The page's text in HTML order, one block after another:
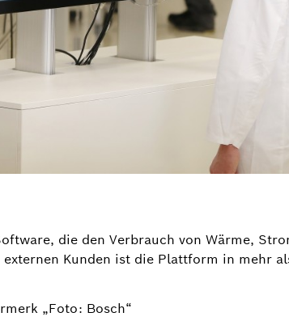
die den Verbrauch von Wärme,
Kunden ist die Plattform in mehr
„Foto: Bosch“